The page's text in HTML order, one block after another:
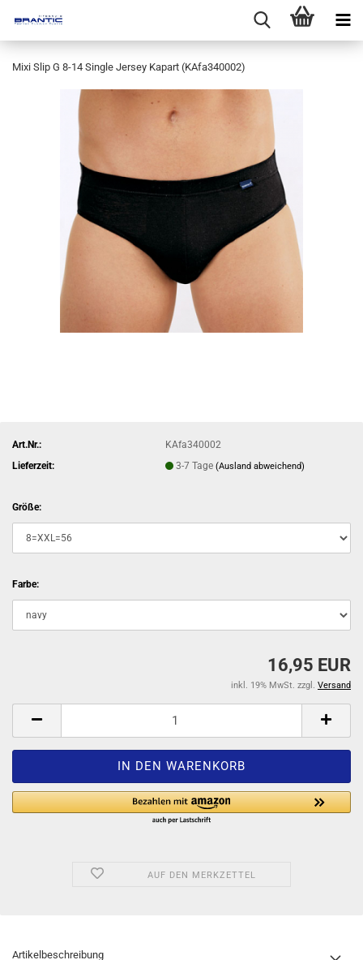
Mixi Slip G 8-14 Single Jersey Kapart (KAfa340002)
Art.Nr.:
KAfa340002
Lieferzeit:
3-7 Tage(Ausland abweichend)
Größe:
Farbe:
16,95 EUR
inkl. 19% MwSt. zzgl. Versand
AUF DEN MERKZETTEL
Artikelbeschreibung